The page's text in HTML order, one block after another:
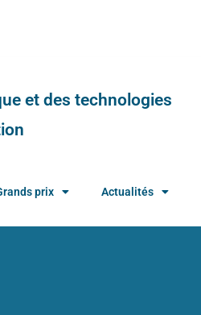
et des technologies
prix Actualités